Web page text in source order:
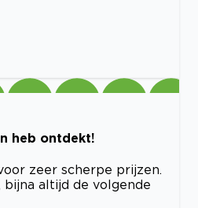
heb ontdekt!
zeer scherpe prijzen.
bijna altijd de volgende